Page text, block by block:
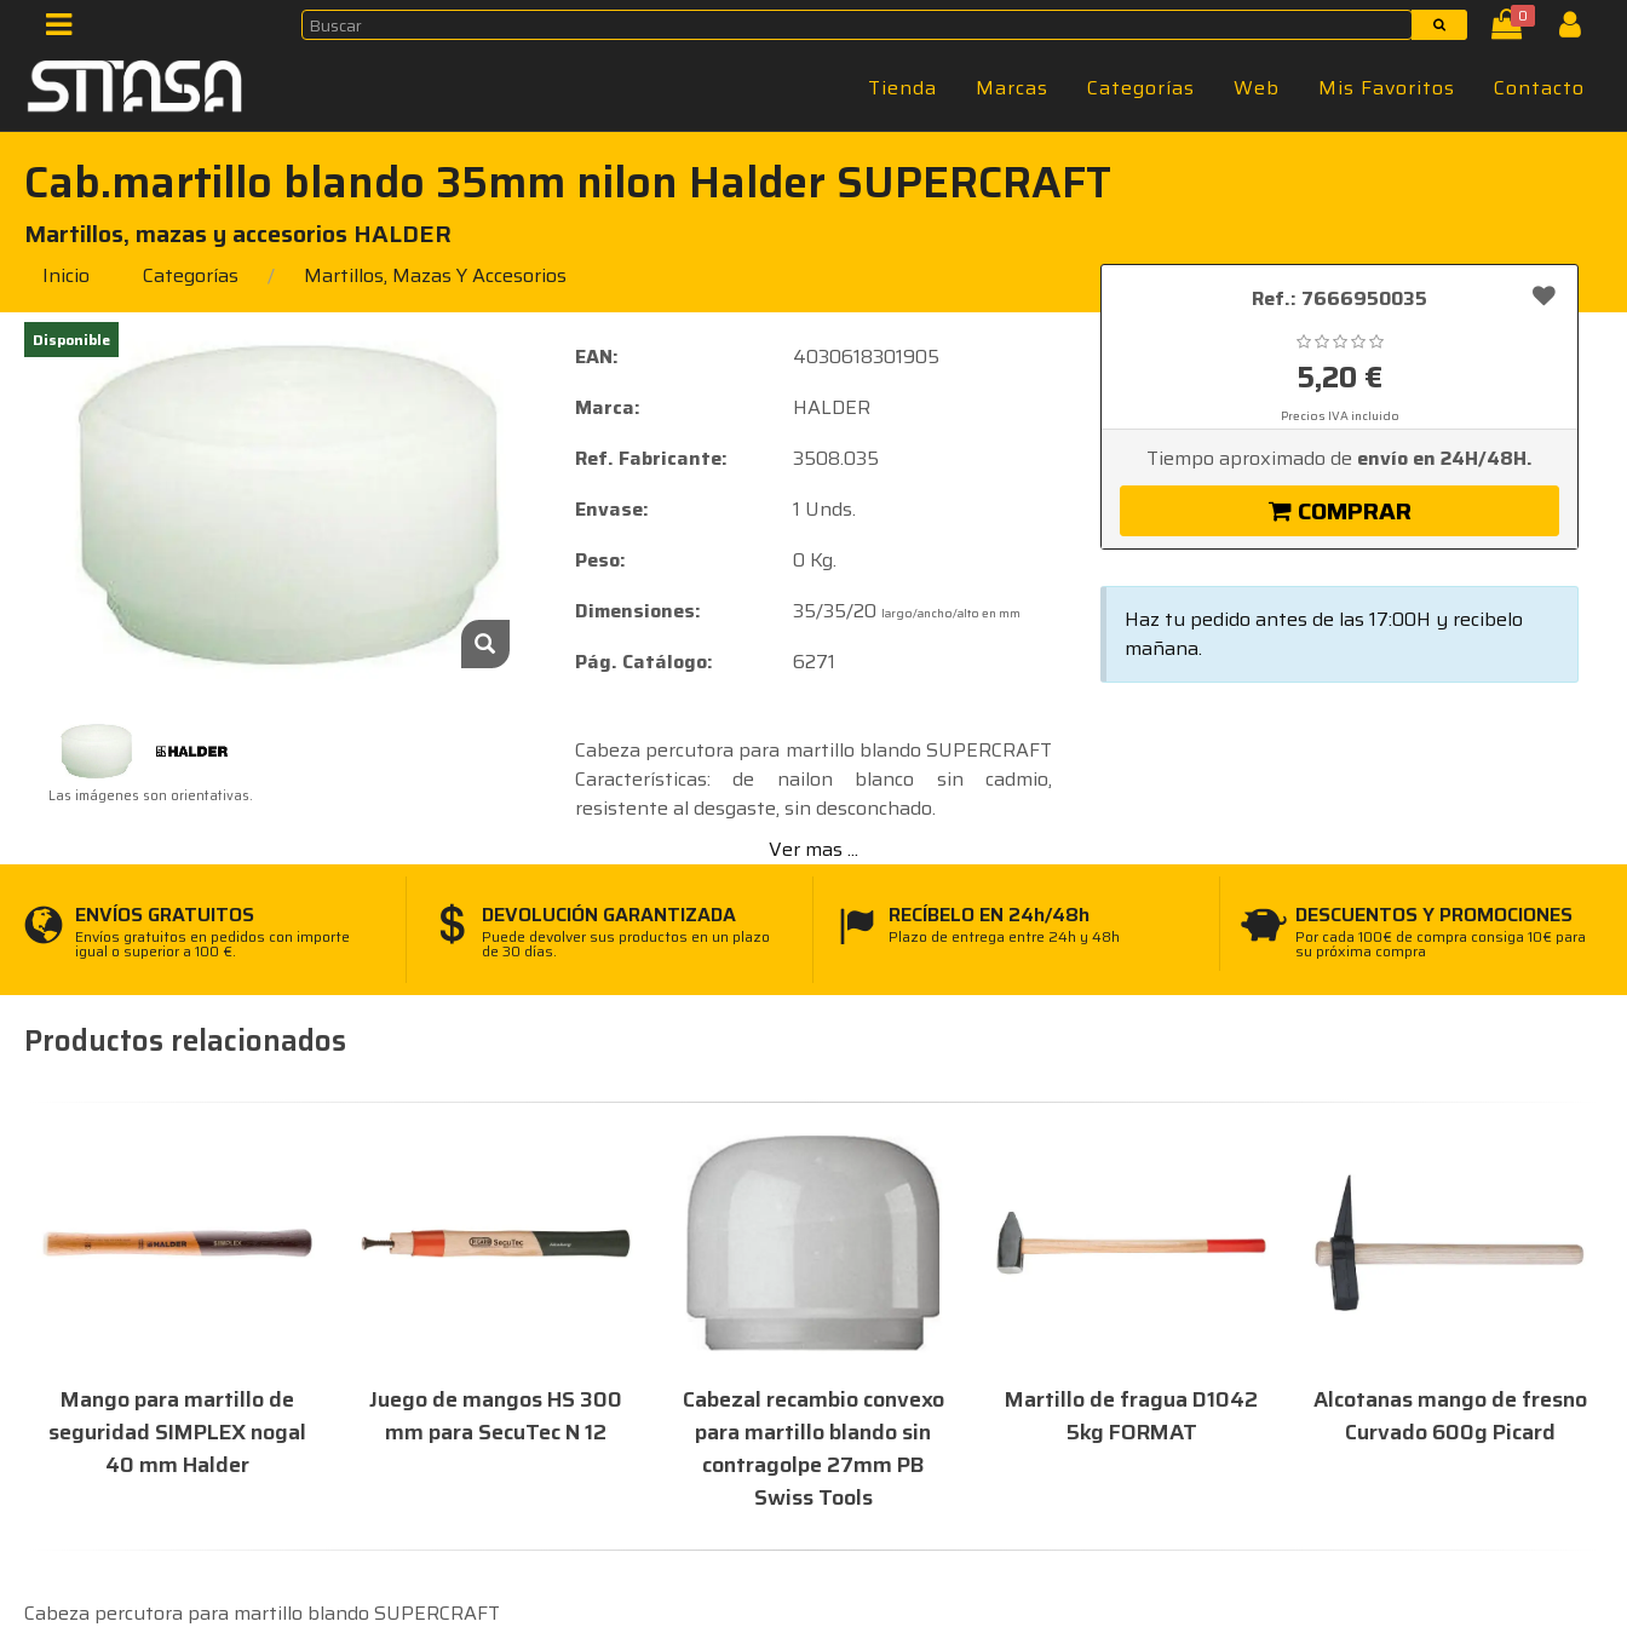
0
Tienda Marcas Categorías Web Mis Favoritos Contacto
Cab.martillo blando 35mm nilon Halder SUPERCRAFT
Martillos, mazas y accesorios HALDER
Inicio Categorías Martillos, Mazas Y Accesorios
Disponible
Las imágenes son orientativas.
EAN:
4030618301905
Marca:
HALDER
Ref. Fabricante:
3508.035
Envase:
1 Unds.
Peso:
0 Kg.
Dimensiones:
35/35/20 largo/ancho/alto en mm
Pág. Catálogo: 6271
Cabeza percutora para martillo blando SUPERCRAFT
Características: de nailon blanco sin cadmio,
resistente al desgaste, sin desconchado.
Ver mas ...
Ref.: 7666950035
5,20 €
Precios IVA incluido
Tiempo aproximado de envío en 24H/48H.
COMPRAR
Haz tu pedido antes de las 17:00H y recibelo
mañana.
ENVÍOS GRATUITOS
Envíos gratuitos en pedidos con importe
igual o superior a 100 €.
DEVOLUCIÓN GARANTIZADA
Puede devolver sus productos en un plazo
de 30 días.
RECÍBELO EN 24h/48h
Plazo de entrega entre 24h y 48h
DESCUENTOS Y PROMOCIONES
Por cada 100€ de compra consiga 10€ para
su próxima compra
Productos relacionados
Mango para martillo de
seguridad SIMPLEX nogal
40 mm Halder
Juego de mangos HS 300
mm para SecuTec N 12
Cabezal recambio convexo
para martillo blando sin
contragolpe 27mm PB
Swiss Tools
Martillo de fragua D1042
5kg FORMAT
Alcotanas mango de fresno
Curvado 600g Picard
Cabeza percutora para martillo blando SUPERCRAFT